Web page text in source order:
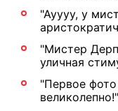
"Ауууу, у
"Мистер
уличная
"Первое